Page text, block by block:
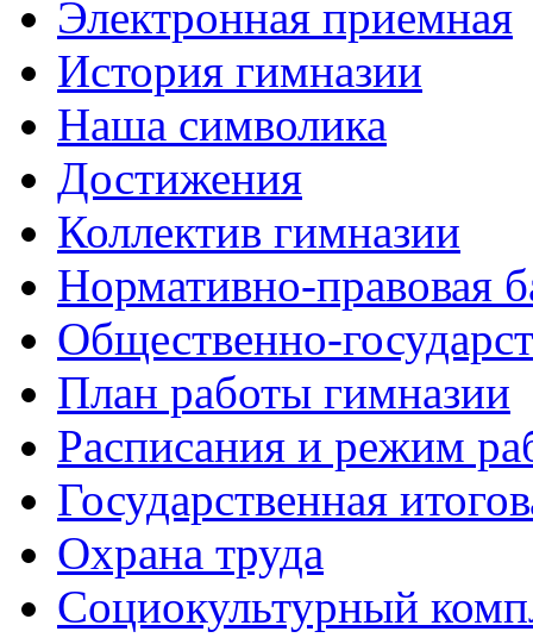
Электронная приемная
История гимназии
Наша символика
Достижения
Коллектив гимназии
Нормативно-правовая
Общественно-
План работы гимназии
Расписания и режим
Государственная
Охрана труда
Социокультурный